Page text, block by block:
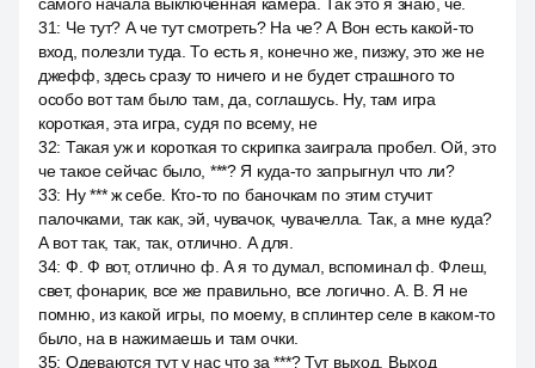
31: Че тут? А че тут смотреть? На че? А Вон есть какой-то
вход, полезли туда. То есть я, конечно же, пизжу, это же не
джефф, здесь сразу то ничего и не будет страшного то
особо вот там было там, да, соглашусь. Ну, там игра
короткая, эта игра, судя по всему, не
32: Такая уж и короткая то скрипка заиграла пробел. Ой, это
че такое сейчас было, ***? Я куда-то запрыгнул что ли?
33: Ну *** ж себе. Кто-то по баночкам по этим стучит
палочками, так как, эй, чувачок, чувачелла. Так, а мне куда?
А вот так, так, так, отлично. А для.
34: Ф. Ф вот, отлично ф. А я то думал, вспоминал ф. Флеш,
свет, фонарик, все же правильно, все логично. А. В. Я не
помню, из какой игры, по моему, в сплинтер селе в каком-то
было, на в нажимаешь и там очки.
35: Одеваются тут у нас что за ***? Тут выход. Выход